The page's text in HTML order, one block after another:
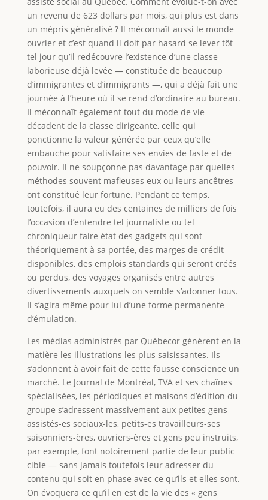
un revenu de 623 dollars par mois, qui plus est dans
un mépris généralisé ? Il méconnaît aussi le monde
ouvrier et c’est quand il doit par hasard se lever tôt
tel jour qu’il redécouvre l’existence d’une classe
laborieuse déjà levée — constituée de beaucoup
d’immigrantes et d’immigrants —, qui a déjà fait une
journée à l’heure où il se rend d’ordinaire au bureau.
Il méconnaît également tout du mode de vie
décadent de la classe dirigeante, celle qui
ponctionne la valeur générée par ceux qu’elle
embauche pour satisfaire ses envies de faste et de
pouvoir. Il ne soupçonne pas davantage par quelles
méthodes souvent mafieuses eux ou leurs ancêtres
ont constitué leur fortune. Pendant ce temps,
toutefois, il aura eu des centaines de milliers de fois
l’occasion d’entendre tel journaliste ou tel
chroniqueur faire état des gadgets qui sont
théoriquement à sa portée, des marges de crédit
disponibles, des emplois standards qui seront créés
ou perdus, des voyages organisés entre autres
divertissements auxquels on semble s’adonner tous.
Il s’agira même pour lui d’une forme permanente
d’émulation.
Les médias administrés par Québecor génèrent en la
matière les illustrations les plus saisissantes. Ils
s’adonnent à avoir fait de cette fausse conscience un
marché. Le Journal de Montréal, TVA et ses chaînes
spécialisées, les périodiques et maisons d’édition du
groupe s’adressent massivement aux petites gens ‒
assistés-es sociaux-les, petits-es travailleurs-ses
saisonniers-ères, ouvriers-ères et gens peu instruits,
par exemple, font notoirement partie de leur public
cible — sans jamais toutefois leur adresser du
contenu qui soit en phase avec ce qu’ils et elles sont.
On évoquera ce qu’il en est de la vie des « gens